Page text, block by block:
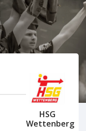
HSG
Wettenberg